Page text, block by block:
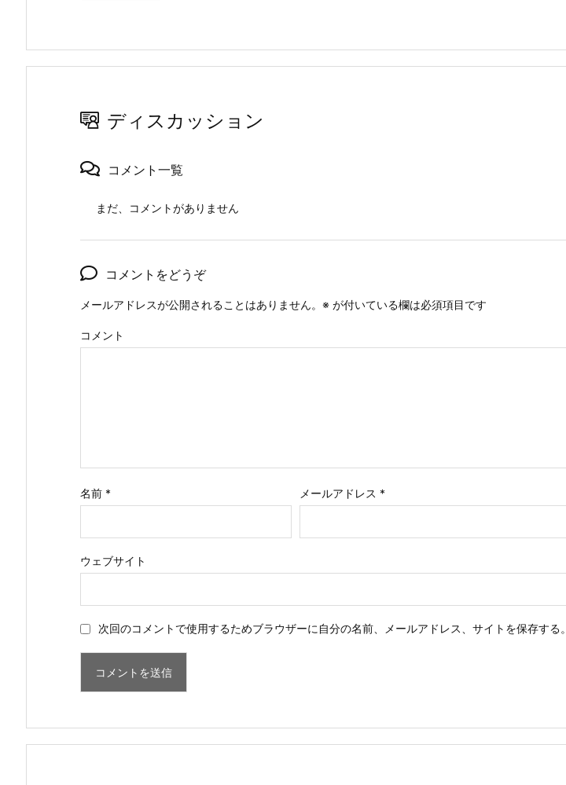
ディスカッション
コメント一覧
まだ、コメントがありません
コメントをどうぞ
メールアドレスが公開されることはありません。 ※ が付いている欄は必須項目です
コメント
名前 * メールアドレス *
ウェブサイト
次回のコメントで使用するためブラウザーに自分の名前、メールアドレス、サイトを保存する。